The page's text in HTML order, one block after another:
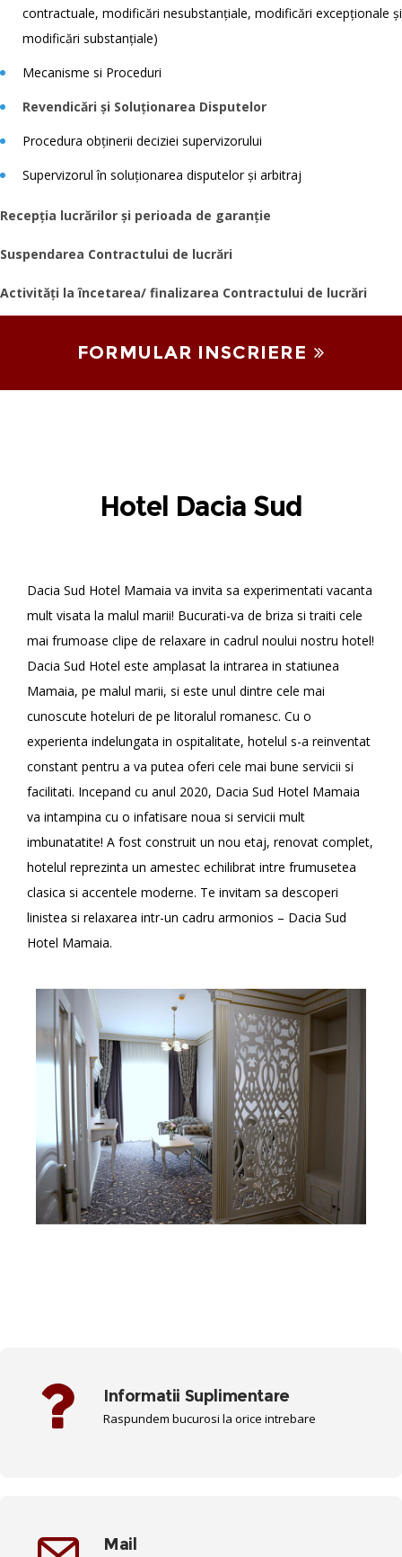
contractuale, modificări nesubstanțiale, modificări excepționale și
modificări substanțiale)
Mecanisme si Proceduri
Revendicări și Soluționarea Disputelor
Procedura obținerii deciziei supervizorului
Supervizorul în soluționarea disputelor și arbitraj
Recepția lucrărilor și perioada de garanție
Suspendarea Contractului de lucrări
Activități la încetarea/ finalizarea Contractului de lucrări
FORMULAR INSCRIERE
Hotel Dacia Sud
Dacia Sud Hotel Mamaia va invita sa experimentati vacanta
mult visata la malul marii! Bucurati-va de briza si traiti cele
mai frumoase clipe de relaxare in cadrul noului nostru hotel!
Dacia Sud Hotel este amplasat la intrarea in statiunea
Mamaia, pe malul marii, si este unul dintre cele mai
cunoscute hoteluri de pe litoralul romanesc. Cu o
experienta indelungata in ospitalitate, hotelul s-a reinventat
constant pentru a va putea oferi cele mai bune servicii si
facilitati. Incepand cu anul 2020, Dacia Sud Hotel Mamaia
va intampina cu o infatisare noua si servicii mult
imbunatatite! A fost construit un nou etaj, renovat complet,
hotelul reprezinta un amestec echilibrat intre frumusetea
clasica si accentele moderne. Te invitam sa descoperi
linistea si relaxarea intr-un cadru armonios – Dacia Sud
Hotel Mamaia.
Informatii Suplimentare
Raspundem bucurosi la orice intrebare
Mail